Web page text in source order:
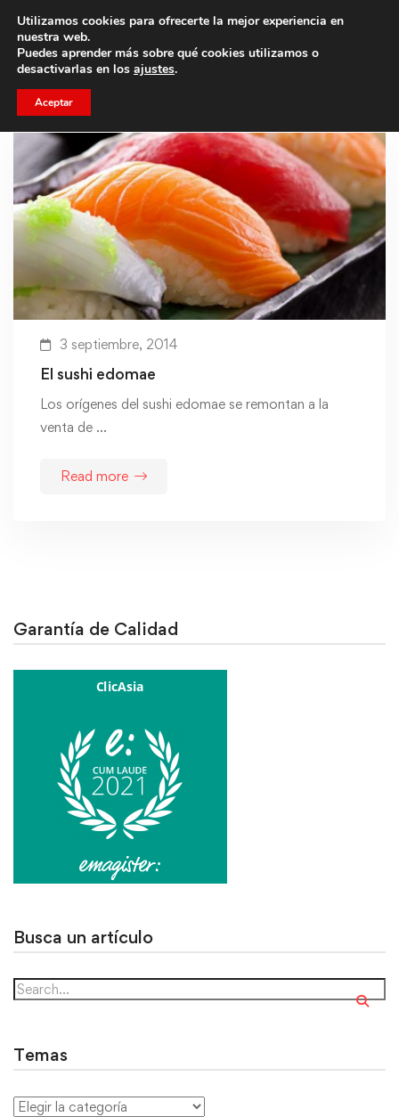
Trae a un amigo y llevaos un total de 75€ de descuento.
3 septiembre, 2014
El sushi edomae
Los orígenes del sushi edomae se remontan a la
venta de …
Read more
Garantía de Calidad
Busca un artículo
Temas
Utilizamos cookies para ofrecerte la mejor experiencia en
nuestra web.
Puedes aprender más sobre qué cookies utilizamos o
desactivarlas en los ajustes.
Aceptar